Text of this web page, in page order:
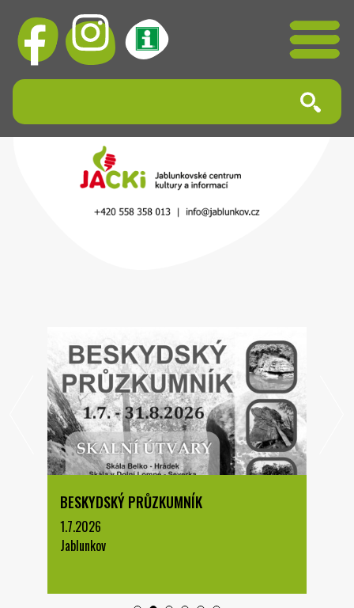
BESKYDSKÝ PRŮZKUMNÍK
1.7.2026
Jablunkov